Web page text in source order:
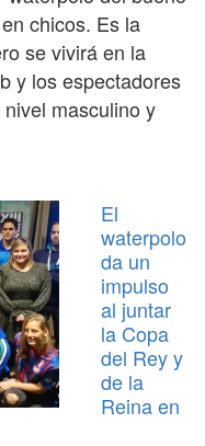
chicos. Es la
se vivirá en la
y los espectadores
masculino y
El
waterpolo
da un
impulso
al juntar
la Copa
del Rey y
de la
Reina en